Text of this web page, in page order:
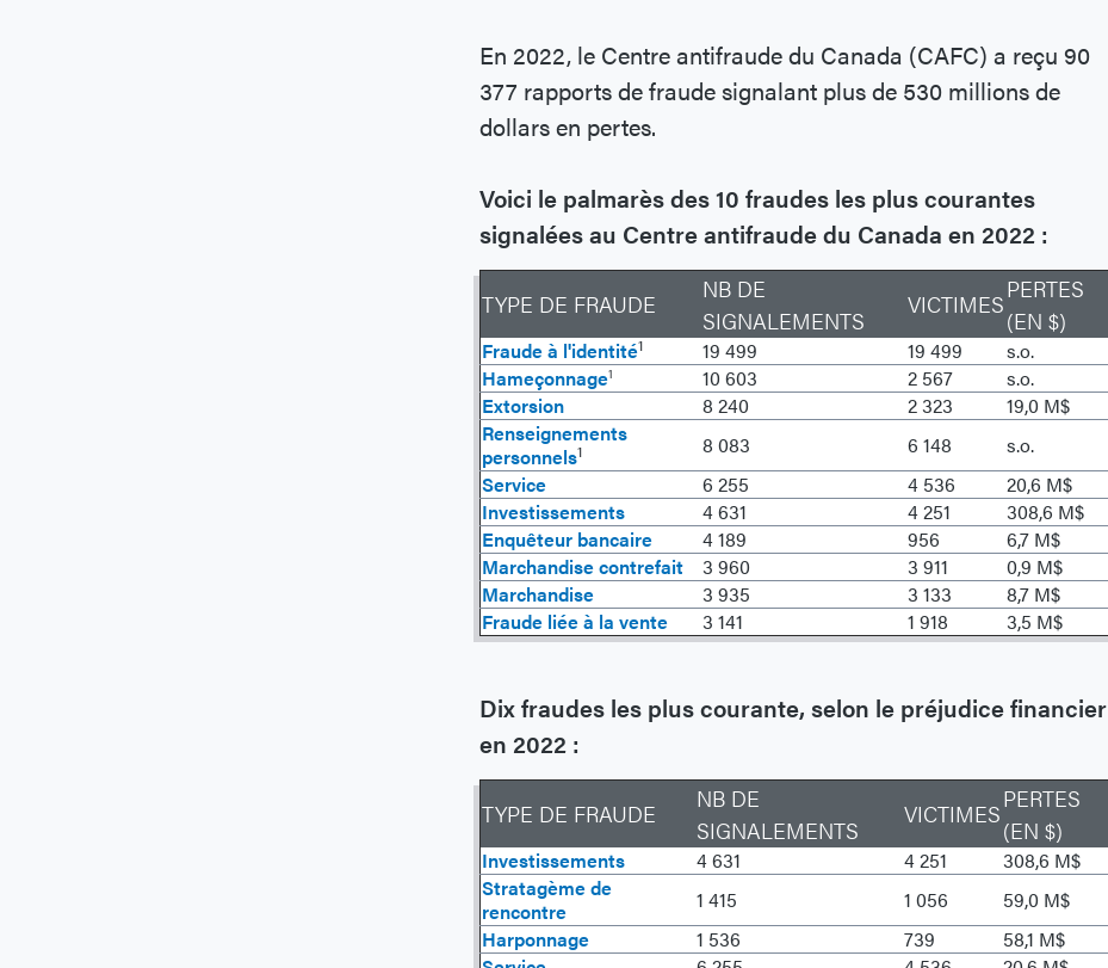
En 2022, le Centre antifraude du Canada (CAFC) a reçu 90
377 rapports de fraude signalant plus de 530 millions de
dollars en pertes.
Voici le palmarès des 10 fraudes les plus courantes
signalées au Centre antifraude du Canada en 2022 :
TYPE DE FRAUDE
NB DE
SIGNALEMENTS
VICTIMES
PERTES
(EN $)
Fraude à l'identité1 19 499 19 499
s.o.
Hameçonnage1 10 603 2 567
s.o.
Extorsion
8 240 2 323
19,0 M$
Renseignements
personnels1 8 083 6 148
s.o.
Service
6 255 4 536
20,6 M$
Investissements
4 631 4 251
308,6 M$
Enquêteur bancaire
4 189 956
6,7 M$
Marchandise contrefait
3 960 3 911
0,9 M$
Marchandise
3 935 3 133
8,7 M$
Fraude liée à la vente
3 141 1 918 3,5 M$
Dix fraudes les plus courante, selon le préjudice financier
en 2022 :
TYPE DE FRAUDE
NB DE
SIGNALEMENTS
VICTIMES
PERTES
(EN $)
Investissements 4 631 4 251
308,6 M$
Stratagème de
rencontre
1 415 1 056
59,0 M$
Harponnage
1 536 739
58,1 M$